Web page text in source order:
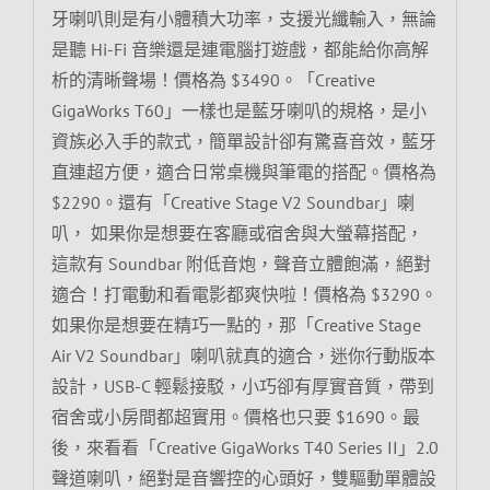
牙喇叭則是有小體積大功率，支援光纖輸入，無論
是聽 Hi-Fi 音樂還是連電腦打遊戲，都能給你高解
析的清晰聲場！價格為 $3490。「Creative
GigaWorks T60」一樣也是藍牙喇叭的規格，是小
資族必入手的款式，簡單設計卻有驚喜音效，藍牙
直連超方便，適合日常桌機與筆電的搭配。價格為
$2290。還有「Creative Stage V2 Soundbar」喇
叭， 如果你是想要在客廳或宿舍與大螢幕搭配，
這款有 Soundbar 附低音炮，聲音立體飽滿，絕對
適合！打電動和看電影都爽快啦！價格為 $3290。
如果你是想要在精巧一點的，那「Creative Stage
Air V2 Soundbar」喇叭就真的適合，迷你行動版本
設計，USB-C 輕鬆接駁，小巧卻有厚實音質，帶到
宿舍或小房間都超實用。價格也只要 $1690。最
後，來看看「Creative GigaWorks T40 Series II」2.0
聲道喇叭，絕對是音響控的心頭好，雙驅動單體設